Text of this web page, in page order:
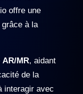
offre une
à la
AR/MR, aidant
de la
interagir avec